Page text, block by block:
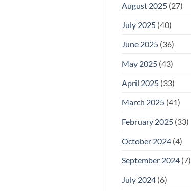
August 2025(27)
July 2025(40)
June 2025(36)
May 2025(43)
April 2025(33)
March 2025(41)
February 2025(33)
October 2024(4)
September 2024(7)
July 2024(6)